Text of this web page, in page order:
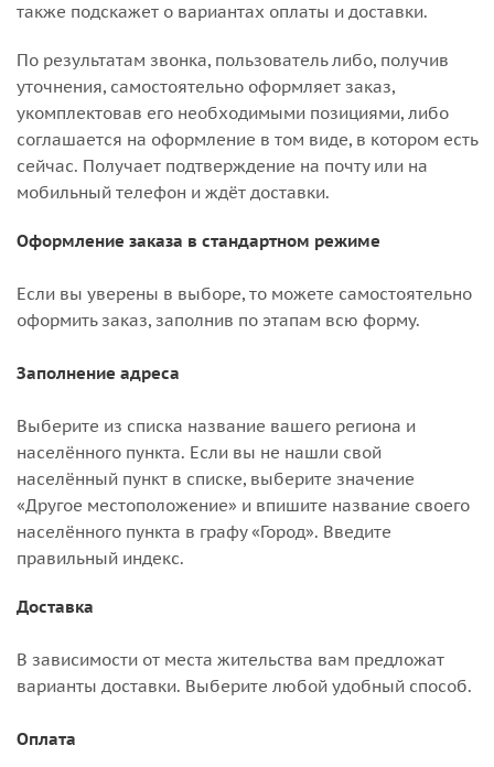
также подскажет о вариантах оплаты и доставки.
По результатам звонка, пользователь либо, получив
уточнения, самостоятельно оформляет заказ,
укомплектовав его необходимыми позициями, либо
соглашается на оформление в том виде, в котором есть
сейчас. Получает подтверждение на почту или на
мобильный телефон и ждёт доставки.
Оформление заказа в стандартном режиме
Если вы уверены в выборе, то можете самостоятельно
оформить заказ, заполнив по этапам всю форму.
Заполнение адреса
Выберите из списка название вашего региона и
населённого пункта. Если вы не нашли свой
населённый пункт в списке, выберите значение
«Другое местоположение» и впишите название своего
населённого пункта в графу «Город». Введите
правильный индекс.
Доставка
В зависимости от места жительства вам предложат
варианты доставки. Выберите любой удобный способ.
Оплата